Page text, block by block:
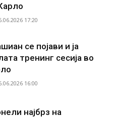
17:20
се појави и ја
тренинг сесија во
16:00
најбрз на